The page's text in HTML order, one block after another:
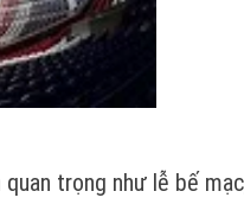
trọng như lễ bế